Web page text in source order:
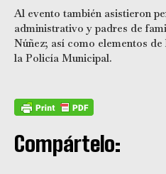
Al evento también asistieron
administrativo y padres de
Núñez; así como elementos
la Policía Municipal.
Compártelo: